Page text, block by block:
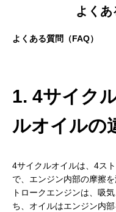
よくあ
よくある質問（FAQ）
1. 4サイク
ルオイルの
4サイクルオイルは、4ス
で、エンジン内部の摩擦
トロークエンジンは、吸
ち、オイルはエンジン内